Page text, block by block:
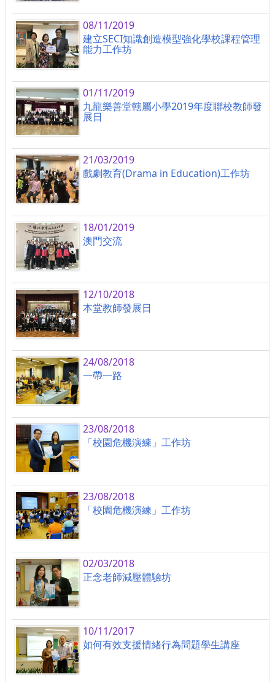
08/11/2019
建立SECI知識創造模型強化學校課程管理
能力工作坊
01/11/2019
九龍樂善堂轄屬小學2019年度聯校教師發
展日
21/03/2019
戲劇教育(Drama in Education)工作坊
18/01/2019
澳門交流
12/10/2018
本堂教師發展日
24/08/2018
一帶一路
23/08/2018
「校園危機演練」工作坊
23/08/2018
「校園危機演練」工作坊
02/03/2018
正念老師減壓體驗坊
10/11/2017
如何有效支援情緒行為問題學生講座